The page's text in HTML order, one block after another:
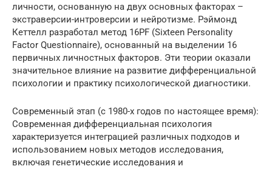
личности, основанную на двух основных факторах –
экстраверсии-интроверсии и нейротизме. Рэймонд
Кеттелл разработал метод 16PF (Sixteen Personality
Factor Questionnaire), основанный на выделении 16
первичных личностных факторов. Эти теории оказали
значительное влияние на развитие дифференциальной
психологии и практику психологической диагностики.
Современный этап (с 1980-х годов по настоящее время):
Современная дифференциальная психология
характеризуется интеграцией различных подходов и
использованием новых методов исследования,
включая генетические исследования и